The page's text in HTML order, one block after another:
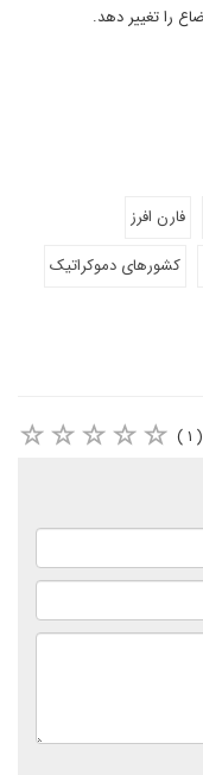
فارن افرز
کشورهای دموکراتیک
( ۱ )